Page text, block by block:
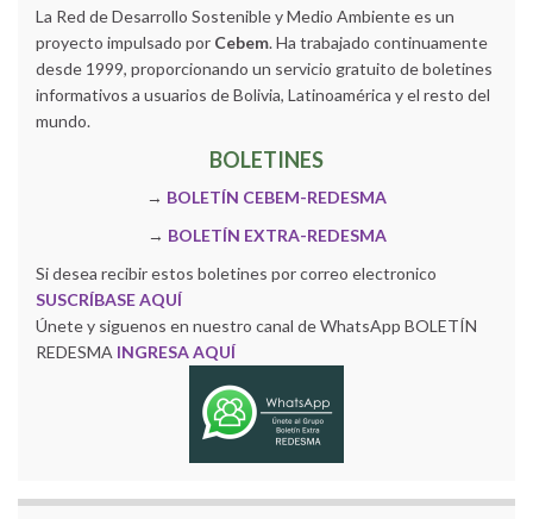
La Red de Desarrollo Sostenible y Medio Ambiente es un
proyecto impulsado por Cebem. Ha trabajado continuamente
desde 1999, proporcionando un servicio gratuito de boletines
informativos a usuarios de Bolivia, Latinoamérica y el resto del
mundo.
BOLETINES
→ BOLETÍN CEBEM-REDESMA
→ BOLETÍN EXTRA-REDESMA
Si desea recibir estos boletines por correo electronico
SUSCRÍBASE AQUÍ
Únete y siguenos en nuestro canal de WhatsApp BOLETÍN
REDESMA INGRESA AQUÍ